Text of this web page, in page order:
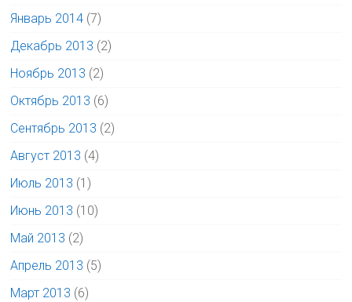
Январь 2014 (7)
Декабрь 2013 (2)
Ноябрь 2013 (2)
Октябрь 2013 (6)
Сентябрь 2013 (2)
Август 2013 (4)
Июль 2013 (1)
Июнь 2013 (10)
Май 2013 (2)
Апрель 2013 (5)
Март 2013 (6)